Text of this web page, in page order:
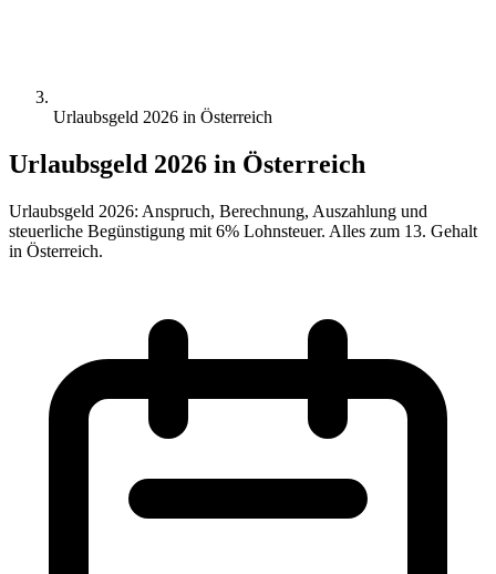
Urlaubsgeld 2026 in Österreich
Urlaubsgeld 2026 in Österreich
Urlaubsgeld 2026: Anspruch, Berechnung, Auszahlung und
steuerliche Begünstigung mit 6% Lohnsteuer. Alles zum 13. Gehalt
in Österreich.